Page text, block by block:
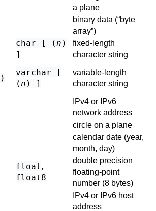
a plane
binary data (“byte
array”)
char [ (n )
]
fixed-length
character string
)
varchar [
(n ) ]
variable-length
character string
IPv4 or IPv6
network address
circle on a plane
calendar date (year,
month, day)
float,
float8
double precision
floating-point
number (8 bytes)
IPv4 or IPv6 host
address